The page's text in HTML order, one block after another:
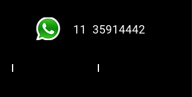
11 35914442